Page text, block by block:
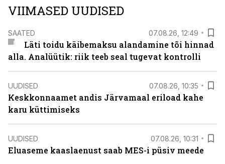
VIIMASED UUDISED
SAATED 07.08.26, 12:49
Läti toidu käibemaksu alandamine tõi hinnad
alla. Analüütik: riik teeb seal tugevat kontrolli
UUDISED 07.08.26, 10:35
Keskkonnaamet andis Järvamaal eriload kahe
karu küttimiseks
UUDISED 07.08.26, 10:31
Eluaseme kaaslaenust saab MES-i püsiv meede